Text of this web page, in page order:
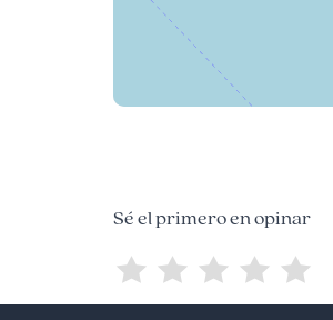
Sé el primero en opinar